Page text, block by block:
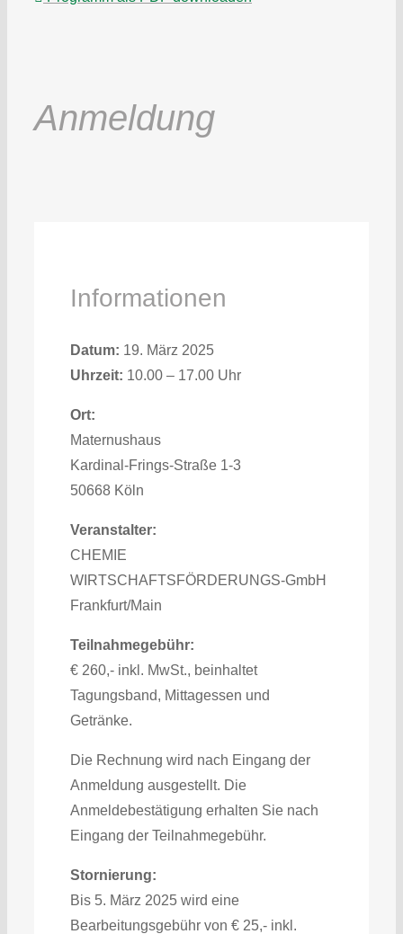
Anmeldung
Informationen
Datum: 19. März 2025
Uhrzeit: 10.00 – 17.00 Uhr
Ort:
Maternushaus
Kardinal-Frings-Straße 1-3
50668 Köln
Veranstalter:
CHEMIE
WIRTSCHAFTSFÖRDERUNGS-GmbH
Frankfurt/Main
Teilnahmegebühr:
€ 260,- inkl. MwSt., beinhaltet
Tagungsband, Mittagessen und
Getränke.
Die Rechnung wird nach Eingang der
Anmeldung ausgestellt. Die
Anmeldebestätigung erhalten Sie nach
Eingang der Teilnahmegebühr.
Stornierung:
Bis 5. März 2025 wird eine
Bearbeitungsgebühr von € 25,- inkl.